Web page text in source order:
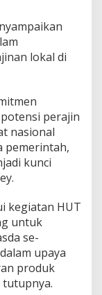
lokal di
perajin
nasional
pemerintah,
kunci
kegiatan HUT
untuk
se-
upaya
produk
tutupnya.